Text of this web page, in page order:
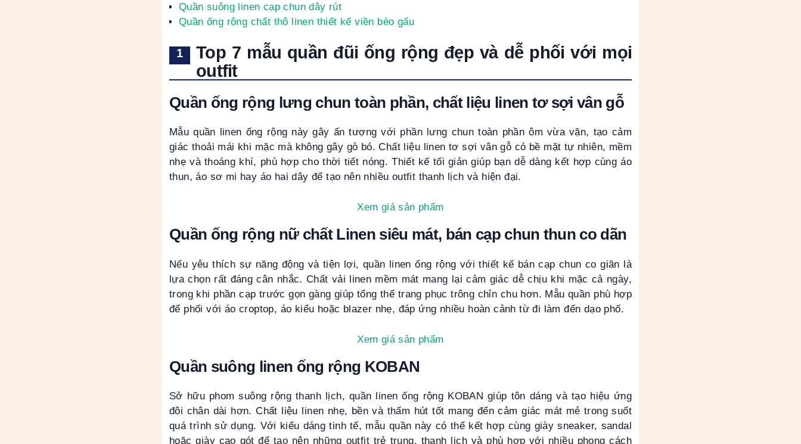
Quần suông linen cạp chun dây rút
Quần ống rộng chất thô linen thiết kế viền bèo gấu
Top 7 mẫu quần đũi ống rộng đẹp và dễ phối với mọi
outfit
Quần ống rộng lưng chun toàn phần, chất liệu linen tơ sợi vân gỗ
Mẫu quần linen ống rộng này gây ấn tượng với phần lưng chun toàn phần ôm vừa vặn, tạo cảm
giác thoải mái khi mặc mà không gây gò bó. Chất liệu linen tơ sợi vân gỗ có bề mặt tự nhiên, mềm
nhẹ và thoáng khí, phù hợp cho thời tiết nóng. Thiết kế tối giản giúp bạn dễ dàng kết hợp cùng áo
thun, áo sơ mi hay áo hai dây để tạo nên nhiều outfit thanh lịch và hiện đại.
Xem giá sản phẩm
Quần ống rộng nữ chất Linen siêu mát, bán cạp chun thun co dãn
Nếu yêu thích sự năng động và tiện lợi, quần linen ống rộng với thiết kế bán cạp chun co giãn là
lựa chọn rất đáng cân nhắc. Chất vải linen mềm mát mang lại cảm giác dễ chịu khi mặc cả ngày,
trong khi phần cạp trước gọn gàng giúp tổng thể trang phục trông chỉn chu hơn. Mẫu quần phù hợp
để phối với áo croptop, áo kiểu hoặc blazer nhẹ, đáp ứng nhiều hoàn cảnh từ đi làm đến dạo phố.
Xem giá sản phẩm
Quần suông linen ống rộng KOBAN
Sở hữu phom suông rộng thanh lịch, quần linen ống rộng KOBAN giúp tôn dáng và tạo hiệu ứng
đôi chân dài hơn. Chất liệu linen nhẹ, bền và thấm hút tốt mang đến cảm giác mát mẻ trong suốt
quá trình sử dụng. Với kiểu dáng tinh tế, mẫu quần này có thể kết hợp cùng giày sneaker, sandal
hoặc giày cao gót để tạo nên những outfit trẻ trung, thanh lịch và phù hợp với nhiều phong cách